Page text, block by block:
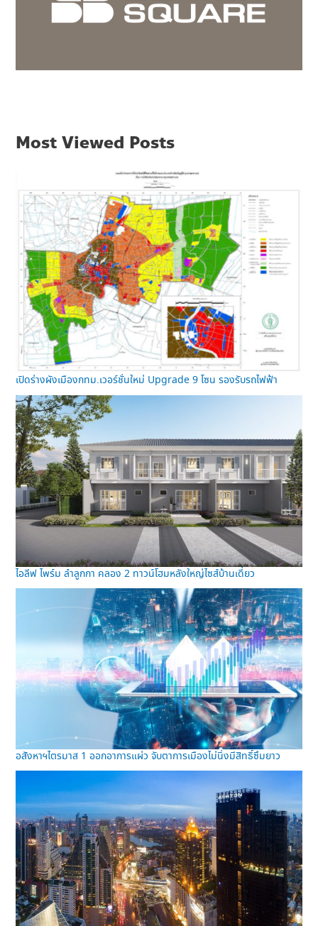
Most Viewed Posts
เปิดร่างผังเมืองกทม.เวอร์ชั่นใหม่ Upgrade 9 โซน รองรับรถไฟฟ้า
ไอลีฟ ไพร์ม ลำลูกกา คลอง 2 ทาวน์โฮมหลังใหญ่ไซส์บ้านเดี่ยว
อสังหาฯไตรมาส 1 ออกอาการแผ่ว จับตาการเมืองไม่นิ่งมีสิทธิ์ซึมยาว